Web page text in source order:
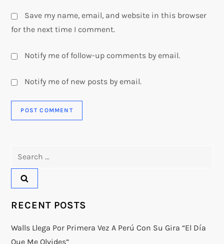
Save my name, email, and website in this browser
for the next time I comment.
Notify me of follow-up comments by email.
Notify me of new posts by email.
RECENT POSTS
Walls Llega Por Primera Vez A Perú Con Su Gira “El Día
Que Me Olvides”